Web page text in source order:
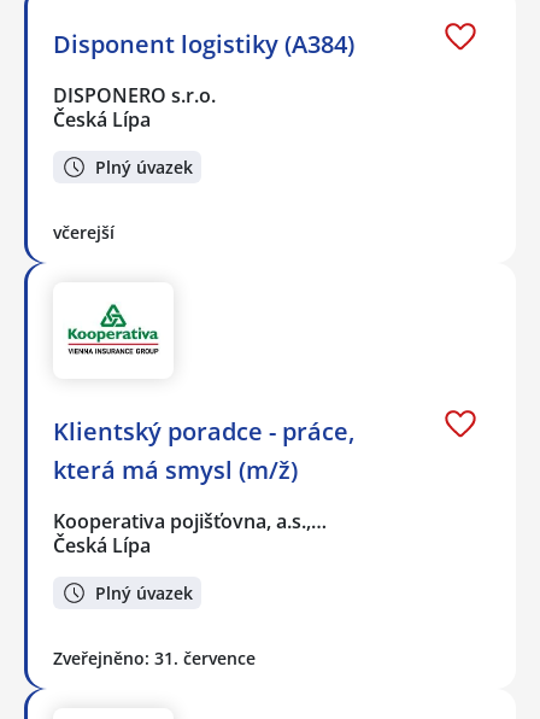
Disponent logistiky (A384)
DISPONERO s.r.o.
Česká Lípa
Plný úvazek
včerejší
Klientský poradce - práce,
která má smysl (m/ž)
Kooperativa pojišťovna, a.s.,…
Česká Lípa
Plný úvazek
Zveřejněno: 31. července